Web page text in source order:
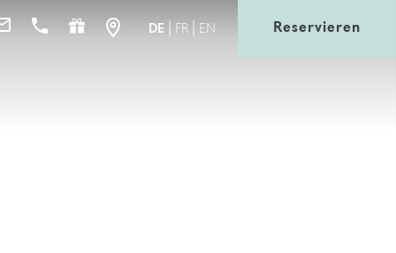
DE FR EN Reservieren